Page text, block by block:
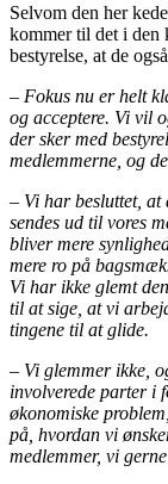
Selvom den her
kommer til det i den
bestyrelse, at de
– Fokus nu er helt
og acceptere. Vi vil
der sker med
medlemmerne, og
– Vi har besluttet, at
sendes ud til vores
bliver mere
mere ro på
Vi har ikke glemt
til at sige, at vi
tingene til at glide.
– Vi glemmer ikke,
involverede parter i
økonomiske
på, hvordan vi
medlemmer, vi